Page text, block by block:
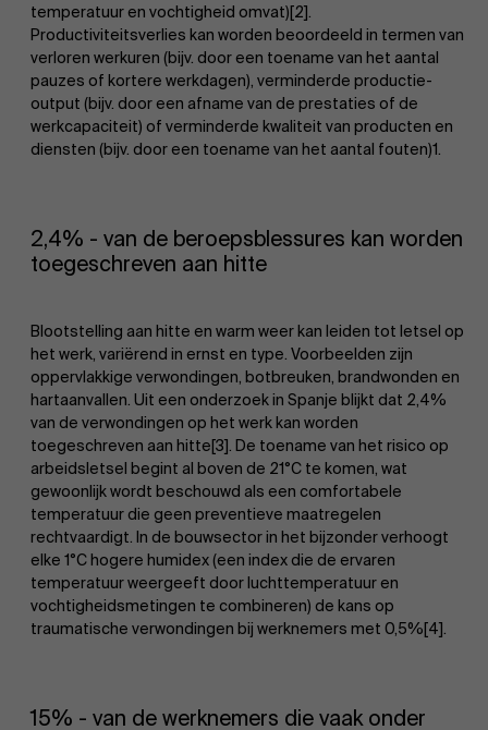
temperatuur en vochtigheid omvat)[2].
Productiviteitsverlies kan worden beoordeeld in termen van
verloren werkuren (bijv. door een toename van het aantal
pauzes of kortere werkdagen), verminderde productie-
output (bijv. door een afname van de prestaties of de
werkcapaciteit) of verminderde kwaliteit van producten en
diensten (bijv. door een toename van het aantal fouten)1.
2,4% - van de beroepsblessures kan worden
toegeschreven aan hitte
Blootstelling aan hitte en warm weer kan leiden tot letsel op
het werk, variërend in ernst en type. Voorbeelden zijn
oppervlakkige verwondingen, botbreuken, brandwonden en
hartaanvallen. Uit een onderzoek in Spanje blijkt dat 2,4%
van de verwondingen op het werk kan worden
toegeschreven aan hitte[3]. De toename van het risico op
arbeidsletsel begint al boven de 21°C te komen, wat
gewoonlijk wordt beschouwd als een comfortabele
temperatuur die geen preventieve maatregelen
rechtvaardigt. In de bouwsector in het bijzonder verhoogt
elke 1°C hogere humidex (een index die de ervaren
temperatuur weergeeft door luchttemperatuur en
vochtigheidsmetingen te combineren) de kans op
traumatische verwondingen bij werknemers met 0,5%[4].
15% - van de werknemers die vaak onder